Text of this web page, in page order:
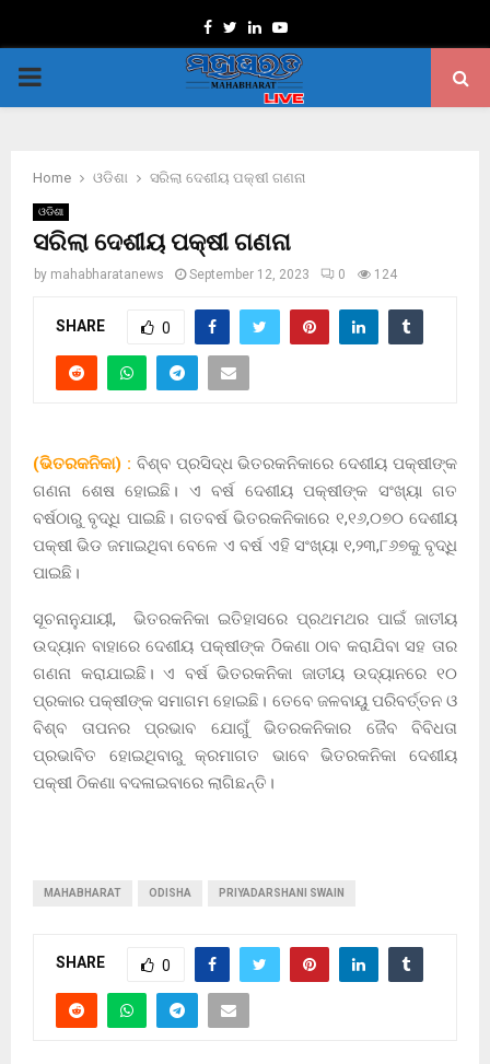
Facebook
TwitterLinkedinYoutube
PRIMARY
Home ଓଡିଶା ସରିଲା ଦେଶୀୟ ପକ୍ଷୀ ଗଣନା
ଓଡିଶା
ସରିଲା ଦେଶୀୟ ପକ୍ଷୀ ଗଣନା
by mahabharatanews September 12, 2023 0 124
SHARE 0
(ଭିତରକନିକା) : ବିଶ୍ବ ପ୍ରସିଦ୍ଧ ଭିତରକନିକାରେ ଦେଶୀୟ ପକ୍ଷୀଙ୍କ
ଗଣନା ଶେଷ ହୋଇଛି। ଏ ବର୍ଷ ଦେଶୀୟ ପକ୍ଷୀଙ୍କ ସଂଖ୍ୟା ଗତ
ବର୍ଷଠାରୁ ବୃଦ୍ଧି ପାଇଛି। ଗତବର୍ଷ ଭିତରକନିକାରେ ୧,୧୬,୦୭୦ ଦେଶୀୟ
ପକ୍ଷୀ ଭିଡ ଜମାଇଥିବା ବେଳେ ଏ ବର୍ଷ ଏହି ସଂଖ୍ୟା ୧,୨୩,୮୬୭କୁ ବୃଦ୍ଧି
ପାଇଛି।
ସୂଚନାନୁଯାୟୀ, ଭିତରକନିକା ଇତିହାସରେ ପ୍ରଥମଥର ପାଇଁ ଜାତୀୟ
ଉଦ୍ୟାନ ବାହାରେ ଦେଶୀୟ ପକ୍ଷୀଙ୍କ ଠିକଣା ଠାବ କରାଯିବା ସହ ତାର
ଗଣନା କରାଯାଇଛି। ଏ ବର୍ଷ ଭିତରକନିକା ଜାତୀୟ ଉଦ୍ୟାନରେ ୧୦
ପ୍ରକାର ପକ୍ଷୀଙ୍କ ସମାଗମ ହୋଇଛି। ତେବେ ଜଳବାୟୁ ପରିବର୍ତ୍ତନ ଓ
ବିଶ୍ବ ତାପନର ପ୍ରଭାବ ଯୋଗୁଁ ଭିତରକନିକାର ଜୈବ ବିବିଧତା
ପ୍ରଭାବିତ ହୋଇଥିବାରୁ କ୍ରମାଗତ ଭାବେ ଭିତରକନିକା ଦେଶୀୟ
ପକ୍ଷୀ ଠିକଣା ବଦଳାଇବାରେ ଲାଗିଛନ୍ତି।
MAHABHARAT ODISHA PRIYADARSHANI SWAIN
SHARE 0